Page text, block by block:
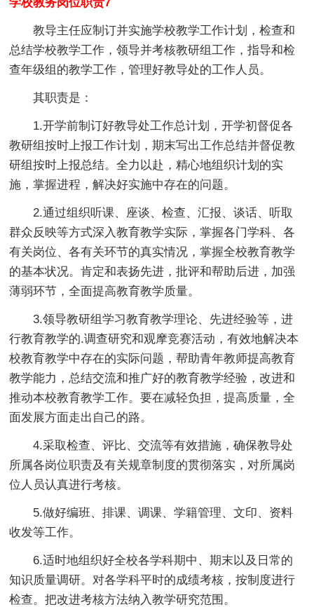
教导主任应制订并实施学校教学工作计划，检查和
总结学校教学工作，领导并考核教研组工作，指导和检
查年级组的教学工作，管理好教导处的工作人员。
其职责是：
1.开学前制订好教导处工作总计划，开学初督促各
教研组按时上报工作计划，期末写出工作总结并督促教
研组按时上报总结。全力以赴，精心地组织计划的实
施，掌握进程，解决好实施中存在的问题。
2.通过组织听课、座谈、检查、汇报、谈话、听取
群众反映等方式深入教育教学实际，掌握各门学科、各
有关岗位、各有关环节的真实情况，掌握全校教育教学
的基本状况。肯定和表扬先进，批评和帮助后进，加强
薄弱环节，全面提高教育教学质量。
3.领导教研组学习教育教学理论、先进经验等，进
行教育教学的.调查研究和观摩竞赛活动，有效地解决本
校教育教学中存在的实际问题，帮助青年教师提高教育
教学能力，总结交流和推广好的教育教学经验，改进和
推动本校教育教学工作。要在减轻负担，提高质量，全
面发展方面走出自己的路。
4.采取检查、评比、交流等有效措施，确保教导处
所属各岗位职责及有关规章制度的贯彻落实，对所属岗
位人员认真进行考核。
5.做好编班、排课、调课、学籍管理、文印、资料
收发等工作。
6.适时地组织好全校各学科期中、期末以及日常的
知识质量调研。对各学科平时的成绩考核，按制度进行
检查。把改进考核方法纳入教学研究范围。